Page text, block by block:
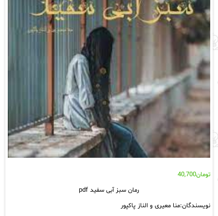
تومان40,700
رمان سبز آبی سفید pdf
نویسندگان:منا معیری و الناز پاکپور